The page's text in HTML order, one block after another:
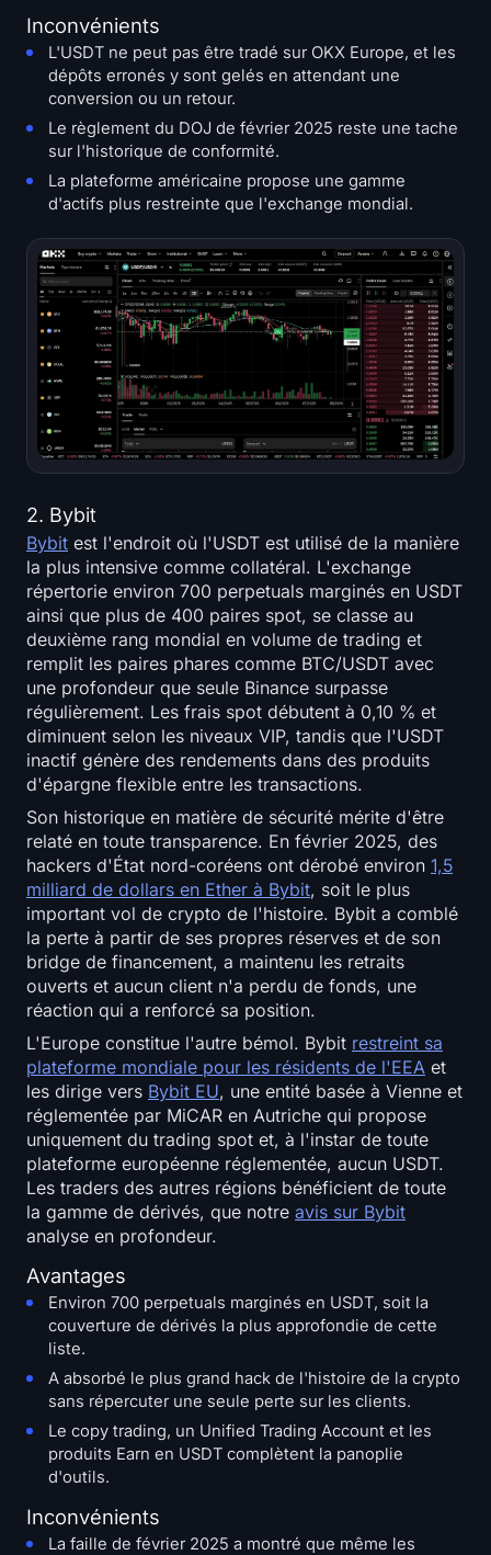
Inconvénients
L'USDT ne peut pas être tradé sur OKX Europe, et les
dépôts erronés y sont gelés en attendant une
conversion ou un retour.
Le règlement du DOJ de février 2025 reste une tache
sur l'historique de conformité.
La plateforme américaine propose une gamme
d'actifs plus restreinte que l'exchange mondial.
2. Bybit
Bybit est l'endroit où l'USDT est utilisé de la manière
la plus intensive comme collatéral. L'exchange
répertorie environ 700 perpetuals marginés en USDT
ainsi que plus de 400 paires spot, se classe au
deuxième rang mondial en volume de trading et
remplit les paires phares comme BTC/USDT avec
une profondeur que seule Binance surpasse
régulièrement. Les frais spot débutent à 0,10 % et
diminuent selon les niveaux VIP, tandis que l'USDT
inactif génère des rendements dans des produits
d'épargne flexible entre les transactions.
Son historique en matière de sécurité mérite d'être
relaté en toute transparence. En février 2025, des
hackers d'État nord-coréens ont dérobé environ 1,5
milliard de dollars en Ether à Bybit, soit le plus
important vol de crypto de l'histoire. Bybit a comblé
la perte à partir de ses propres réserves et de son
bridge de financement, a maintenu les retraits
ouverts et aucun client n'a perdu de fonds, une
réaction qui a renforcé sa position.
L'Europe constitue l'autre bémol. Bybit restreint sa
plateforme mondiale pour les résidents de l'EEA et
les dirige vers Bybit EU, une entité basée à Vienne et
réglementée par MiCAR en Autriche qui propose
uniquement du trading spot et, à l'instar de toute
plateforme européenne réglementée, aucun USDT.
Les traders des autres régions bénéficient de toute
la gamme de dérivés, que notre avis sur Bybit
analyse en profondeur.
Avantages
Environ 700 perpetuals marginés en USDT, soit la
couverture de dérivés la plus approfondie de cette
liste.
A absorbé le plus grand hack de l'histoire de la crypto
sans répercuter une seule perte sur les clients.
Le copy trading, un Unified Trading Account et les
produits Earn en USDT complètent la panoplie
d'outils.
Inconvénients
La faille de février 2025 a montré que même les